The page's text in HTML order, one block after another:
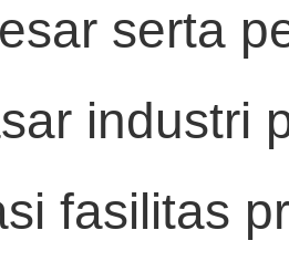
serta
industri
fasilitas